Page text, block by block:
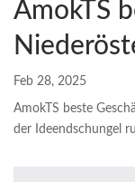
AmokTS
Feb 28, 2025
AmokTS beste
der Ideendschungel